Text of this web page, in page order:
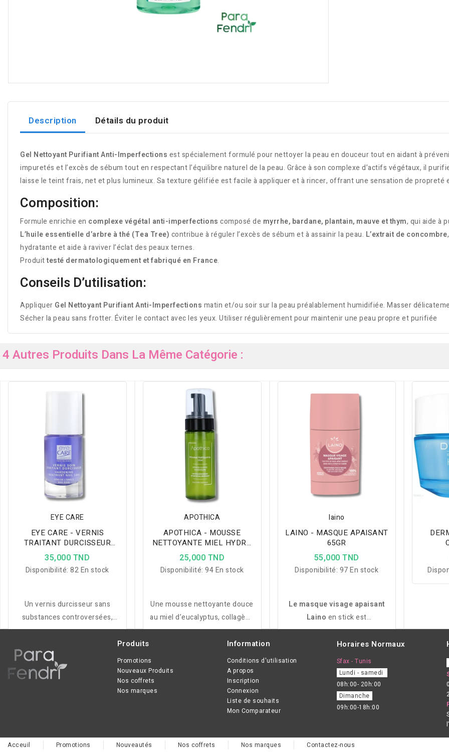
Description Détails du produit
Gel Nettoyant Purifiant Anti-Imperfections est spécialement formulé pour nettoyer la peau en douceur tout en aidant à
impuretés et l’excès de sébum tout en respectant l’équilibre naturel de la peau. Grâce à son complexe d’actifs végétaux, il
laisse le teint frais, net et plus lumineux. Sa texture gélifiée est facile à appliquer et à rincer, offrant une sensation de propreté
Composition:
Formule enrichie en complexe végétal anti-imperfections composé de myrrhe, bardane, plantain, mauve et thym, qui aide à
L’huile essentielle d’arbre à thé (Tea Tree) contribue à réguler l’excès de sébum et à assainir la peau. L’extrait de concombre
hydratante et aide à raviver l’éclat des peaux ternes.
Produittesté dermatologiquement et fabriqué en France.
Conseils D’utilisation:
Appliquer Gel Nettoyant Purifiant Anti-Imperfections matin et/ou soir sur la peau préalablement humidifiée. Masser
Sécher la peau sans frotter. Éviter le contact avec les yeux. Utiliser régulièrement pour maintenir une peau propre et purifiée
4 Autres Produits Dans La Même Catégorie :
EYE CARE
EYE CARE - VERNIS
TRAITANT DURCISSEUR
8ML
35,000 TND
Disponibilité:82 En stock
Un vernis durcisseur sans
substances controversées,
idéal pour renforcer et
mous ou cassants.
APOTHICA
APOTHICA - MOUSSE
NETTOYANTE MIEL HYDRA
RESTORE 150ML
25,000 TND
Disponibilité:94 En stock
Une mousse nettoyante douce
au miel d’eucalyptus, collagène
et vitamine E pour une peau
lisse, propre et apaisée.
laino
LAINO - MASQUE APAISANT
65GR
55,000 TND
Disponibilité: 97 En stock
Le masque visage apaisant
Laino en stick est
spécialement conçu pour les
peaux sensibles. Formulé avec
de l'argile rose, du chanvre et
du kakadu, il hydrate, purifie et
apaise, tout en atténuant les
rougeurs et en ravivant l'éclat
du teint.
Produits
Promotions
Nouveaux Produits
Nos coffrets
Nos marques
Information
Conditions d'utilisation
A propos
Inscription
Connexion
Liste de souhaits
Mon Comparateur
Horaires Normaux
Sfax - Tunis
Lundi - samedi
08h:00- 20h:00
Dimanche
09h:00-18h:00
Acceuil
Promotions Nouveautés Nos coffrets Nos marques Contactez-nous